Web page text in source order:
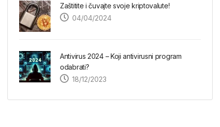
Zaštitite i čuvajte svoje kriptovalute!
04/04/2024
Antivirus 2024 – Koji antivirusni program
odabrati?
18/12/2023